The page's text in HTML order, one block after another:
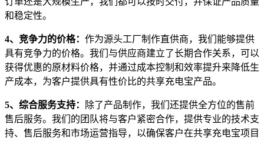
和稳定性。
4、竞争力的价格： 作为源头工厂制作直供商，我们能够提供
具有竞争力的价格。我们与供应商建立了长期合作关系，可以
获得优惠的原材料价格，并通过成本控制和效率提升来降低生
产成本，为客户提供具有性价比的共享充电宝产品。
5、综合服务支持：
除了产品制作，我们还提供全方位的售前
售后服务。我们的团队将与客户紧密合作，提供专业的技术支
持、售后服务和市场运营指导，以确保客户在共享充电宝项目